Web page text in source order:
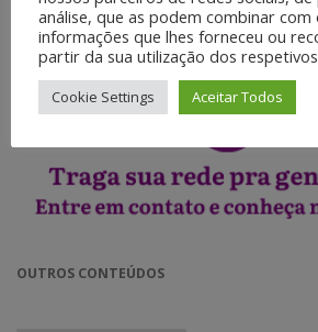
◉ Jornalismo móvel.
OUTROS CONTEÚDOS
análise, que as podem combinar com
informações que lhes forneceu ou
partir da sua utilização dos
Cookie Settings Aceitar Todos